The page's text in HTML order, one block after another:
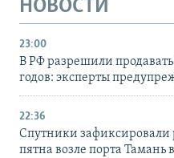
НОВОСТИ
23:00
В РФ разрешили
годов: эксперты
22:36
Спутники зафиксировали
пятна возле порта